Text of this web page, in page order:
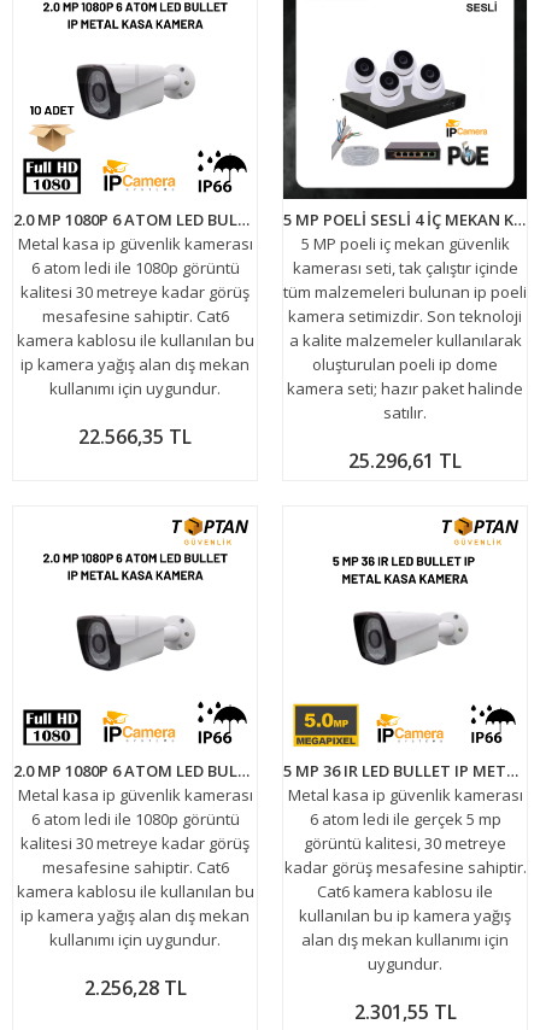
2.0 MP 1080P 6 ATOM LED BULLET IP METAL KASA KAMERA ARNA-1036 10'LU EKONOMİK KOLİ
Metal kasa ip güvenlik kamerası
6 atom ledi ile 1080p görüntü
kalitesi 30 metreye kadar görüş
mesafesine sahiptir. Cat6
kamera kablosu ile kullanılan bu
ip kamera yağış alan dış mekan
kullanımı için uygundur.
22.566,35 TL
5 MP POELİ SESLİ 4 İÇ MEKAN KAMERALI IP 500 GB HDD DAHİL GÜVENLİK KAMERASI SETİ KD-1744
5 MP poeli iç mekan güvenlik
kamerası seti, tak çalıştır içinde
tüm malzemeleri bulunan ip poeli
kamera setimizdir. Son teknoloji
a kalite malzemeler kullanılarak
oluşturulan poeli ip dome
kamera seti; hazır paket halinde
satılır.
25.296,61 TL
2.0 MP 1080P 6 ATOM LED BULLET IP METAL KASA KAMERA ARNA-1036
Metal kasa ip güvenlik kamerası
6 atom ledi ile 1080p görüntü
kalitesi 30 metreye kadar görüş
mesafesine sahiptir. Cat6
kamera kablosu ile kullanılan bu
ip kamera yağış alan dış mekan
kullanımı için uygundur.
2.256,28 TL
5 MP 36 IR LED BULLET IP METAL KASA KAMERA ARNA-1135
Metal kasa ip güvenlik kamerası
6 atom ledi ile gerçek 5 mp
görüntü kalitesi, 30 metreye
kadar görüş mesafesine sahiptir.
Cat6 kamera kablosu ile
kullanılan bu ip kamera yağış
alan dış mekan kullanımı için
uygundur.
2.301,55 TL